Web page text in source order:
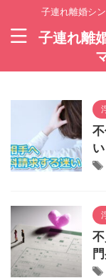
子連れ離婚シ
子連れ離